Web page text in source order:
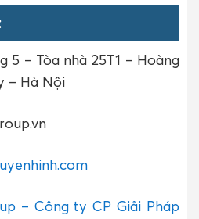
5 – Tòa nhà 25T1 – Hoàng
– Hà Nội
– Công ty CP Giải Pháp